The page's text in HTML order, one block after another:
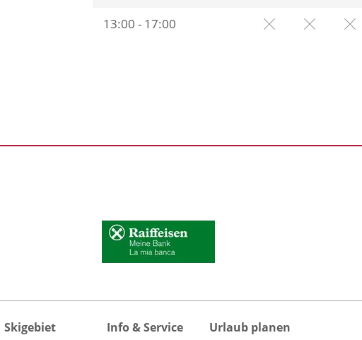
13:00 - 17:00
Skigebiet Info & Service Urlaub planen